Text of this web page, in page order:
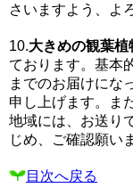
さいますよう、よ
10.大きめの観葉植
ております。基本
までのお届けにな
申し上げます。ま
地域には、お送り
じめ、ご確認願い
目次へ戻る